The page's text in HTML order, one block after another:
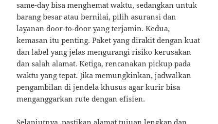
same-day bisa menghemat waktu, sedangkan untuk
barang besar atau bernilai, pilih asuransi dan
layanan door-to-door yang terjamin. Kedua,
kemasan itu penting. Paket yang dirakit dengan kuat
dan label yang jelas mengurangi risiko kerusakan
dan salah alamat. Ketiga, rencanakan pickup pada
waktu yang tepat. Jika memungkinkan, jadwalkan
pengambilan di jendela khusus agar kurir bisa
menganggarkan rute dengan efisien.